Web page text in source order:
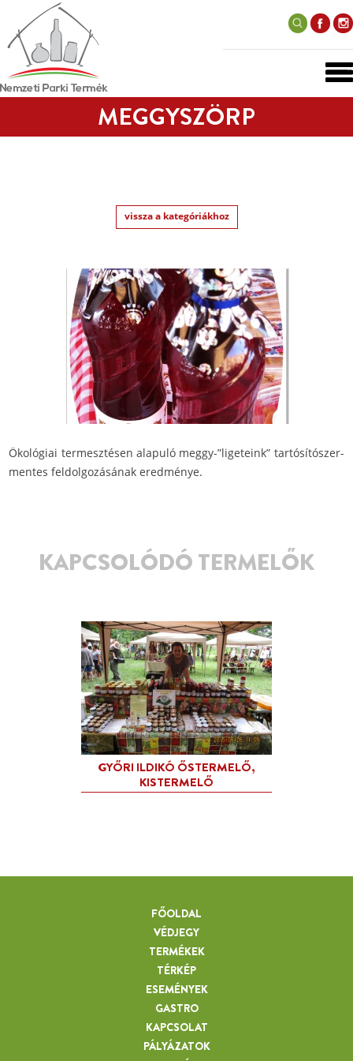
MEGGYSZÖRP
vissza a kategóriákhoz
Ökológiai termesztésen alapuló meggy-”ligeteink” tartósítószer-
mentes feldolgozásának eredménye.
KAPCSOLÓDÓ TERMELŐK
FŐOLDAL
VÉDJEGY
TERMÉKEK
TÉRKÉP
ESEMÉNYEK
GASTRO
KAPCSOLAT
PÁLYÁZATOK